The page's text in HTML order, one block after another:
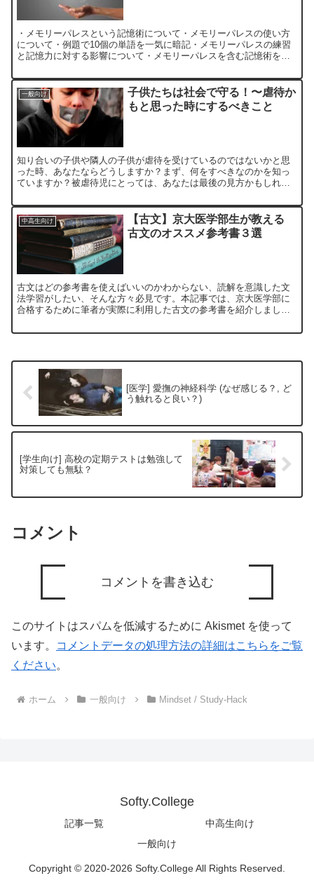
・メモリーパレスという記憶術について・メモリーパレスの使い方
について・例題で10個の単語を一気に暗記・メモリーパレスの練習
と記憶力に対する影響について・メモリーパレスを含む記憶術を学
一般向け
子供たちは社会で守る！〜虐待か
もと思った時にするべきこと
知り合いの子供や隣人の子供が虐待を受けているのではないかと思
った時、あなたならどうしますか？まず、何をすべきなのかを知っ
ていますか？被虐待児にとっては、あなたは最後の見方かもしれま
中高生向け
【古文】京大医学部生が教える
古文のオススメ参考書３選
古文はどの参考書を使えばいいのかわからない、読解を意識した文
法学習がしたい、そんな方々必見です。本記事では、京大医学部に
合格するために筆者が実際に利用した古文の参考書を紹介しまし
になりますよ。
[医学] 愛撫の神経科学 (なぜ感じる？, ど
う触れると良い？)
[学生向け] 高校の定期テストは勉強して
対策しても無駄？
コメント
コメントを書き込む
このサイトはスパムを低減するために Akismet を使って
います。
コメントデータの処理方法の詳細はこちらをご覧
ください。
ホーム 一般向け Mindset / Study-Hack
Softy.College
記事一覧
中高生向け
一般向け
Copyright © 2020-2026 Softy.College All Rights Reserved.